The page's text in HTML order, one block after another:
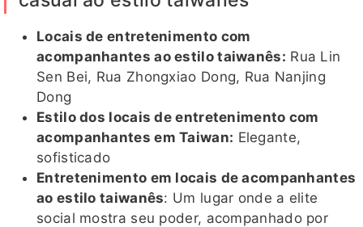
Locais de entretenimento com
acompanhantes ao estilo taiwanês: Rua Lin
Sen Bei, Rua Zhongxiao Dong, Rua Nanjing
Dong
Estilo dos locais de entretenimento com
acompanhantes em Taiwan: Elegante,
sofisticado
Entretenimento em locais de acompanhantes
ao estilo taiwanês: Um lugar onde a elite
social mostra seu poder, acompanhado por